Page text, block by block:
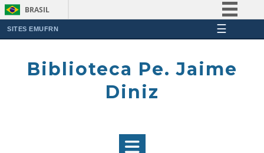
BRASIL
Participe
SITES EMUFRN ☰
Biblioteca Pe. Jaime
Diniz